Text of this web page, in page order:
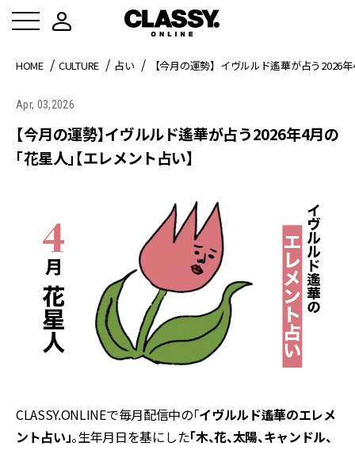
HOME CULTURE 占い 【今月の運勢】イヴルルド遙華が占う2026
Apr, 03,2026
【今月の運勢】イヴルルド遙華が占う2026年4月の
「花星人」【エレメント占い】
CLASSY.ONLINEで毎月配信中の「イヴルルド遙華のエレメ
ント占い」。生年月日を基にした「木、花、太陽、キャンドル、